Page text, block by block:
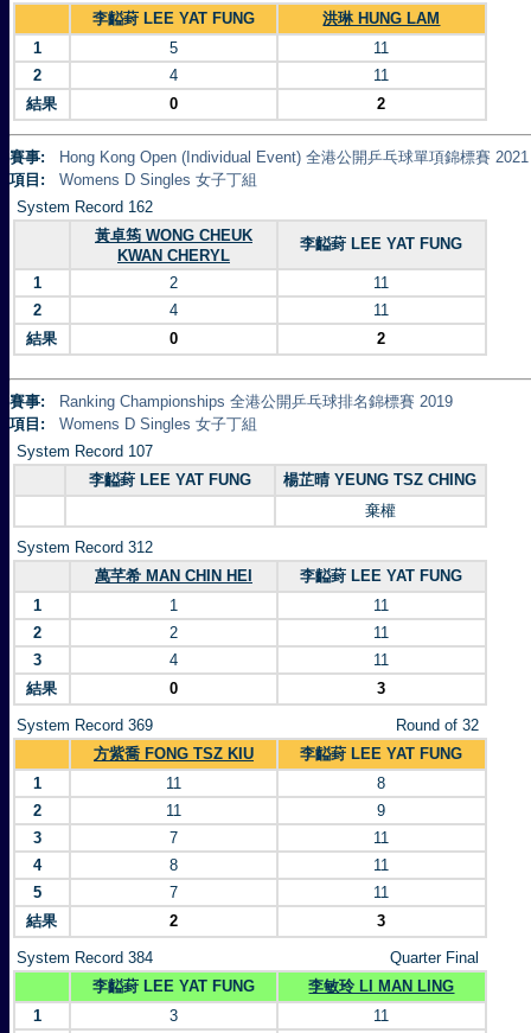
李齸葑 LEE YAT FUNG
洪琳 HUNG LAM
1
5
11
2
4
11
結果
0 2
賽事:
Hong Kong Open (Individual Event) 全港公開乒乓球單項錦標賽 2021
項目:
Womens D Singles 女子丁組
System Record 162
黃卓筠 WONG CHEUK
KWAN CHERYL
李齸葑 LEE YAT FUNG
1 2
11
2
4
11
結果
0 2
賽事:
Ranking Championships 全港公開乒乓球排名錦標賽 2019
項目:
Womens D Singles 女子丁組
System Record 107
李齸葑 LEE YAT FUNG
楊芷晴 YEUNG TSZ CHING
棄權
System Record 312
萬芊希 MAN CHIN HEI
李齸葑 LEE YAT FUNG
1
1
11
2
2
11
3
4
11
結果
0 3
System Record 369
Round of 32
方紫喬 FONG TSZ KIU
李齸葑 LEE YAT FUNG
1
11
8
2
11
9
3
7
11
4
8
11
5
7
11
結果
2 3
System Record 384
Quarter Final
李齸葑 LEE YAT FUNG
李敏玲 LI MAN LING
1
3
11